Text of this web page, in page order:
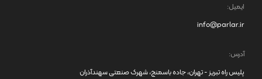
ایمیل:
info@parlar.ir
آدرس:
پلیس راه تبریز - تهران، جاده باسمنج، شهرک صنعتی سهندآذران